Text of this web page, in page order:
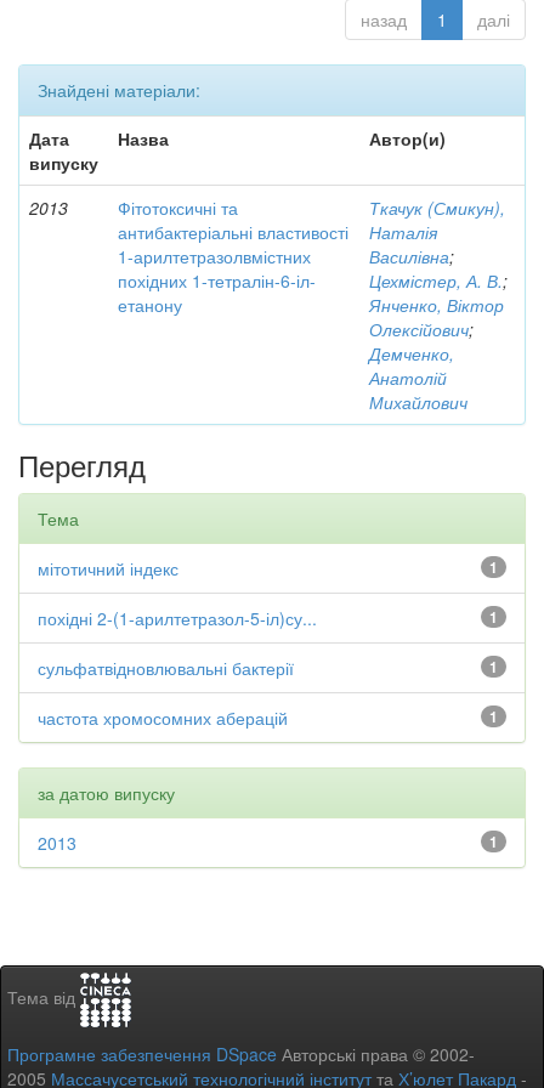
назад 1 далі
Знайдені матеріали:
Дата
випуску
Назва Автор(и)
2013
Фітотоксичні та
антибактеріальні властивості
1-арилтетразолвмістних
похідних 1-тетралін-6-іл-
етанону
Ткачук (Смикун),
Наталія
Василівна;
Цехмістер, А. В.;
Янченко, Віктор
Олексійович;
Демченко,
Анатолій
Михайлович
Перегляд
Тема
1
мітотичний індекс
1
похідні 2-(1-арилтетразол-5-іл)су...
1
сульфатвідновлювальні бактерії
1
частота хромосомних аберацій
за датою випуску
1
2013
Тема від
Програмне забезпечення DSpace Авторські права © 2002-
2005 Массачусетський технологічний інститутта Х’юлет Пакард -